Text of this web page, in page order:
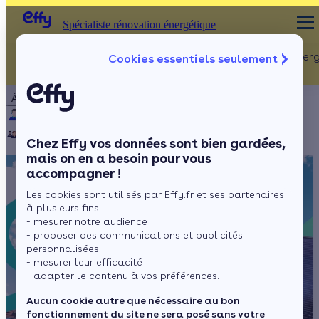
Cookies essentiels seulement
Chez Effy vos données sont bien gardées,
mais on en a besoin pour vous
accompagner !
Les cookies sont utilisés par Effy.fr et ses partenaires
à plusieurs fins :
- mesurer notre audience
- proposer des communications et publicités
personnalisées
- mesurer leur efficacité
- adapter le contenu à vos préférences.
Aucun cookie autre que nécessaire au bon
fonctionnement du site ne sera posé sans votre
À propos
Notre équipe
Rejoignez-nous Presse
Spécialiste rénovation énergétique Rénovation
Murs
Sols
Spécialiste rénovation énergétique